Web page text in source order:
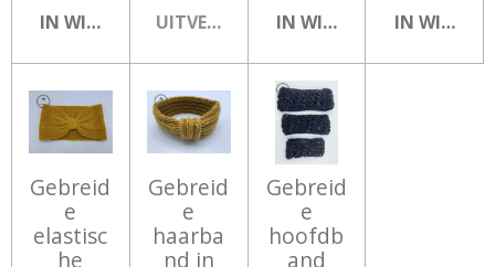
IN WINKELWAGENUITVERKOCHTIN WINKELWAGEN
IN
Gebreid
e
elastisc
he
Gebreid
e
haarba
nd in
Gebreid
e
hoofdb
and